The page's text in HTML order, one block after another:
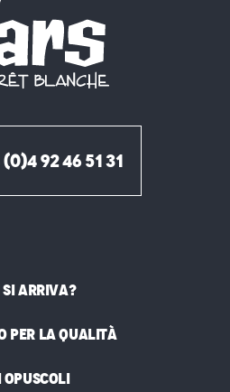
92 46 51 31
SI ARRIVA?
PER LA QUALITÀ
OPUSCOLI